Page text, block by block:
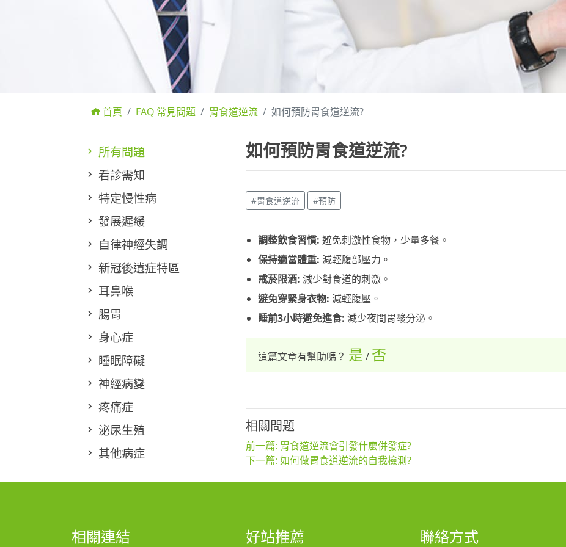
首頁 FAQ 常見問題 胃食道逆流 如何預防胃食道逆流?
所有問題
看診需知
特定慢性病
發展遲緩
自律神經失調
新冠後遺症特區
耳鼻喉
腸胃
身心症
睡眠障礙
神經病變
疼痛症
泌尿生殖
其他病症
如何預防胃食道逆流?
#胃食道逆流 #預防
調整飲食習慣: 避免刺激性食物，少量多餐。
保持適當體重: 減輕腹部壓力。
戒菸限酒: 減少對食道的刺激。
避免穿緊身衣物: 減輕腹壓。
睡前3小時避免進食: 減少夜間胃酸分泌。
這篇文章有幫助嗎？ 是 / 否
相關問題
前一篇: 胃食道逆流會引發什麼併發症?
下一篇: 如何做胃食道逆流的自我檢測?
相關連結 好站推薦 聯絡方式